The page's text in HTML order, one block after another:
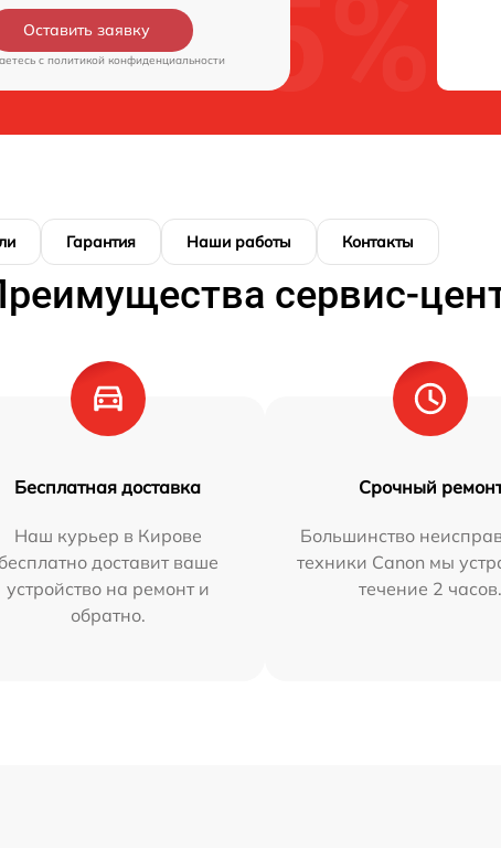
Оставить заявку
c политикой конфиденциальности
Гарантия Наши работы Контакты
сервис-
Бесплатная доставка
Наш курьер в Кирове
бесплатно доставит ваше
устройство на ремонт и
обратно.
Срочный
Большинство
техники Canon мы
течение 2 часов.